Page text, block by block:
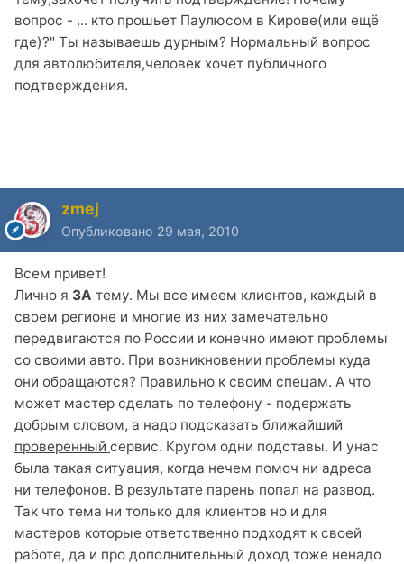
вопрос - ... кто прошьет Паулюсом в Кирове(или ещё
где)?" Ты называешь дурным? Нормальный вопрос
для автолюбителя,человек хочет публичного
подтверждения.
zmej
Опубликовано 29 мая, 2010
Всем привет!
Лично я ЗА тему. Мы все имеем клиентов, каждый в
своем регионе и многие из них замечательно
передвигаются по России и конечно имеют проблемы
со своими авто. При возникновении проблемы куда
они обращаются? Правильно к своим спецам. А что
может мастер сделать по телефону - подержать
добрым словом, а надо подсказать ближайший
проверенный сервис. Кругом одни подставы. И унас
была такая ситуация, когда нечем помоч ни адреса
ни телефонов. В результате парень попал на развод.
Так что тема ни только для клиентов но и для
мастеров которые ответственно подходят к своей
работе, да и про дополнительный доход тоже ненадо